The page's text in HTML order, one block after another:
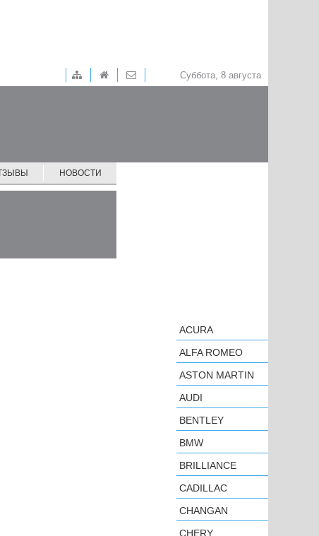
Суббота, 8 августа
НОВОСТИ
ACURA
ALFA ROMEO
ASTON MARTIN
AUDI
BENTLEY
BMW
BRILLIANCE
CADILLAC
CHANGAN
CHERY